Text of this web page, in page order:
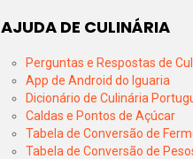
AJUDA DE CULINÁRIA
Perguntas e Respostas de
App de Android do Iguaria
Dicionário de Culinária
Caldas e Pontos de Açúcar
Tabela de Conversão de
Tabela de Conversão de